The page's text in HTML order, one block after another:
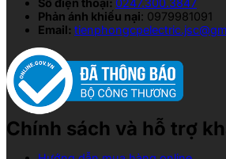
Phản ánh khiếu nại: 0979981091
Email:
Chính sách và hỗ trợ